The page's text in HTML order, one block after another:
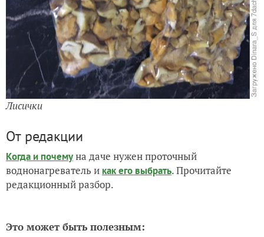
Лисички
От редакции
Когда и почемуна даче нужен проточный
воднонагреватель и как его выбрать. Прочитайте
редакционный разбор.
Это может быть полезным: